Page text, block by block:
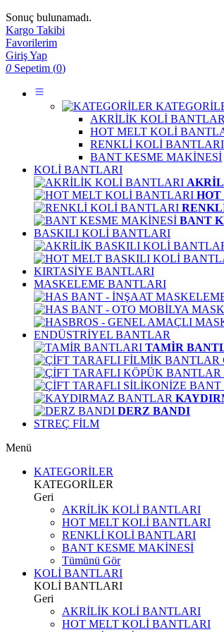
Sonuç bulunamadı.
Kargo Takibi
Favorilerim
Giriş Yap
0 Sepetim (0)
AKRİLİK KOLİ
HOT MELT KOLİ
RENKLİ KOLİ BANTLARI
BANT KESME MAKİNESİ
KOLİ BANTLARI
BANT
BASKILI KOLİ BANTLARI
KIRTASİYE BANTLARI
MASKELEME BANTLARI
ENDÜSTRİYEL BANTLAR
TAMİR
DERZ BANDI
STREÇ FİLM
Menü
KATEGORİLER
KATEGORİLER
Geri
AKRİLİK KOLİ BANTLARI
HOT MELT KOLİ BANTLARI
RENKLİ KOLİ BANTLARI
BANT KESME MAKİNESİ
Tümünü Gör
KOLİ BANTLARI
KOLİ BANTLARI
Geri
AKRİLİK KOLİ BANTLARI
HOT MELT KOLİ BANTLARI